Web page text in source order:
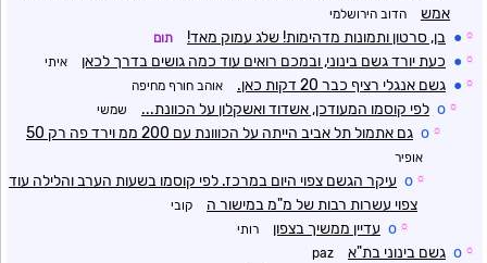
אמש
הדוב הירושלמי
☼
● בן, סרטון ותמונות מדהימות! שלג עמוק מאד! תום
☼
● כעת יורד גשם בינוני, ובמכם רואים עוד כמה גושים בדרך לכאן איתי
☼
● גשם אנגלי רציף כבר 20 דקות כאן. אוהב חורף מחיפה
☼
o לפי קוסמו המעודכן, אשדוד ואשקלון על הכוונת... שמשי
☼
o גם אתמול תל אביב הייתה על הכווונת עם 200 ממ וירד פה רק 50
אופיר
☼
o עיקר הגשם צפוי היום במרכז. לפי קוסמו בשעות הערב והלילה עוד
צפוי עשרות רבות של מ"מ במישור ה
קובי
☼
o עדיין ממשיך בצפון רותי
☼
o גשם בינוני בת"א paz